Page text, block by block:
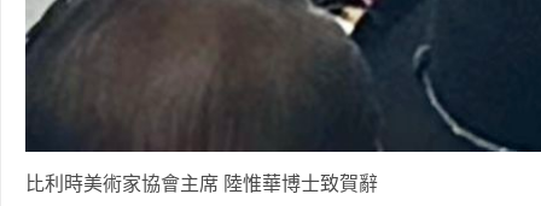
比利時美術家協會主席 陸惟華博士致賀辭